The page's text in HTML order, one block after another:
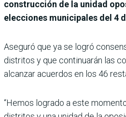
construcción de la unidad
elecciones municipales del 4
Aseguró que ya se logró
distritos y que continuarán las
alcanzar acuerdos en los 46
“Hemos logrado a este